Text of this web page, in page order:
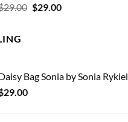
3.50
29.00 Original
$29.00Current
Bag Sonia by Sonia Rykiel
29.00